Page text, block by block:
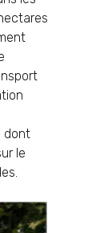
dont
le